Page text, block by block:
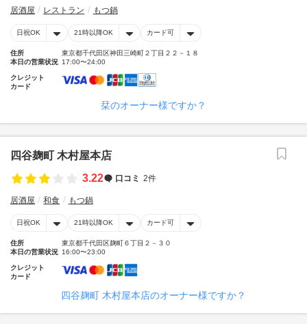
居酒屋 レストラン もつ鍋
日祝OK 21時以降OK カード可
住所
東京都千代田区神田三崎町２丁目２２－１８
本日の営業状況 17:00〜24:00
クレジット
カード
栞のオーナー様ですか？
四谷麹町 木村屋本店
3.22
口コミ 2件
居酒屋 和食 もつ鍋
日祝OK 21時以降OK カード可
住所
東京都千代田区麹町６丁目２－３０
本日の営業状況 16:00〜23:00
クレジット
カード
四谷麹町 木村屋本店のオーナー様ですか？